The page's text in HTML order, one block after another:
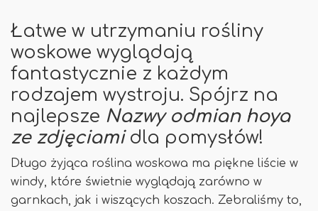
Łatwe w utrzymaniu rośliny
woskowe wyglądają
fantastycznie z każdym
rodzajem wystroju. Spójrz na
najlepsze Nazwy odmian hoya
ze zdjęciamidla pomysłów!
Długo żyjąca roślina woskowa ma piękne liście w
windy, które świetnie wyglądają zarówno w
garnkach, jak i wiszących koszach. Zebraliśmy to,